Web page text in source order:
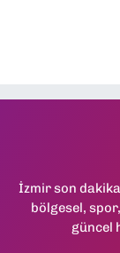
İzmir son
bölgesel,
güncel